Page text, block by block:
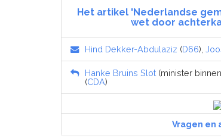
Het artikel 'Nederlandse
wet door
Hind Dekker-Abdulaziz (D66),
Hanke Bruins Slot (minister
(CDA)
Vragen en